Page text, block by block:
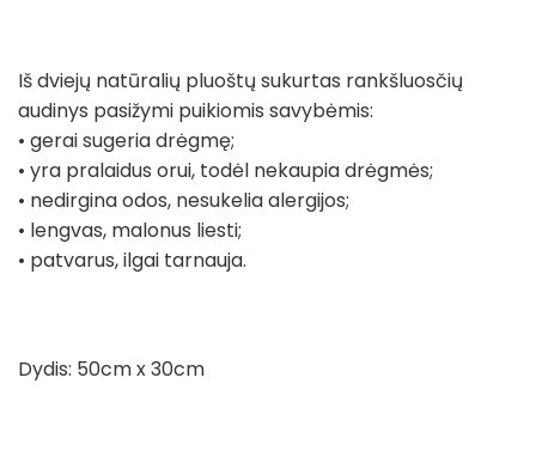
Iš dviejų natūralių pluoštų sukurtas rankšluosčių
audinys pasižymi puikiomis savybėmis:
• gerai sugeria drėgmę;
• yra pralaidus orui, todėl nekaupia drėgmės;
• nedirgina odos, nesukelia alergijos;
• lengvas, malonus liesti;
• patvarus, ilgai tarnauja.
Dydis: 50cm x 30cm